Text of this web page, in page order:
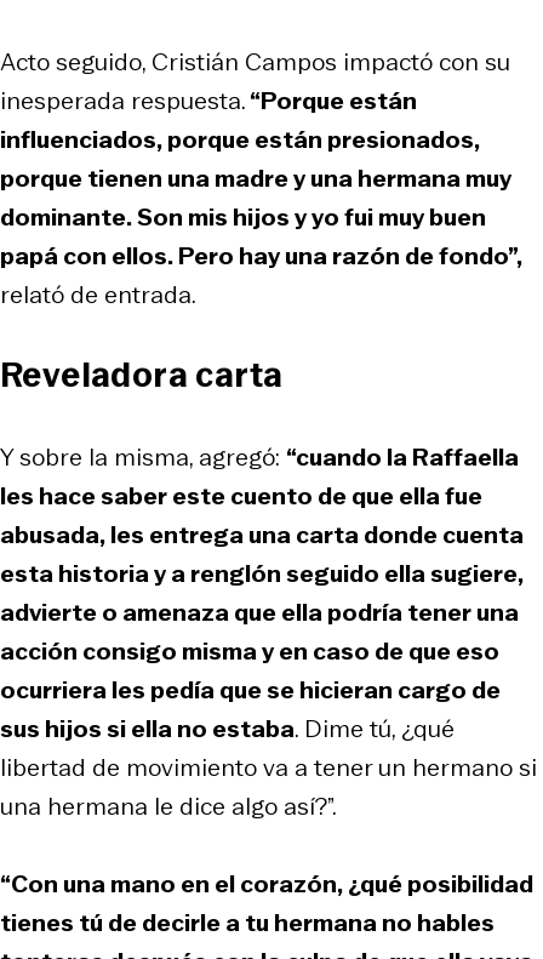
Acto seguido, Cristián Campos impactó con su
inesperada respuesta.“Porque están
influenciados, porque están presionados,
porque tienen una madre y una hermana muy
dominante. Son mis hijos y yo fui muy buen
papá con ellos. Pero hay una razón de fondo”,
relató de entrada.
Reveladora carta
Y sobre la misma, agregó: “cuando la Raffaella
les hace saber este cuento de que ella fue
abusada, les entrega una carta donde cuenta
esta historia y a renglón seguido ella sugiere,
advierte o amenaza que ella podría tener una
acción consigo misma y en caso de que eso
ocurriera les pedía que se hicieran cargo de
sus hijos si ella no estaba. Dime tú, ¿qué
libertad de movimiento va a tener un hermano si
una hermana le dice algo así?”.
“Con una mano en el corazón, ¿qué posibilidad
tienes tú de decirle a tu hermana no hables